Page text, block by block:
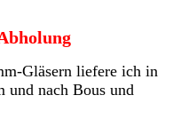
Gläsern liefere ich in
und nach Bous und